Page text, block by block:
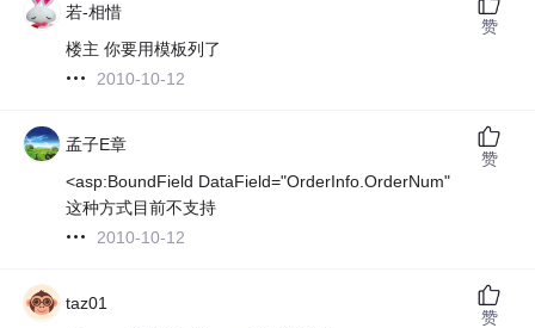
若-相惜
楼主 你要用模板列了
2010-10-12
赞
孟子E章
<asp:BoundField DataField="OrderInfo.OrderNum"
这种方式目前不支持
2010-10-12
赞
taz01
赞